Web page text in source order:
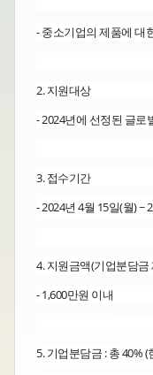
- 중소기업의 제품에 대
2. 지원대상
- 2024년에 선정된 글로
3. 접수기간
- 2024년 4월 15일(월) ~
4. 지원금액(기업분담금
- 1,600만원 이내
5. 기업분담금 : 총 40%